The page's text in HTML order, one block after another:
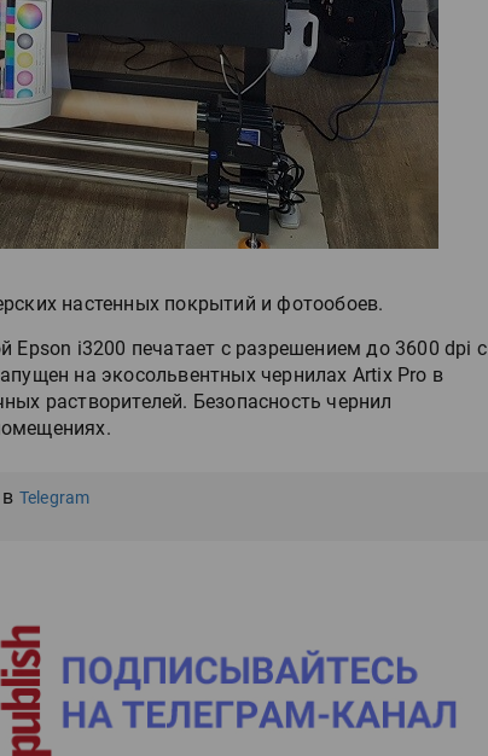
настенных покрытий и фотообоев.
Epson i3200 печатает с разрешением до 3600 dpi с
на экосольвентных чернилах Artix Pro в
растворителей. Безопасность чернил
Telegram